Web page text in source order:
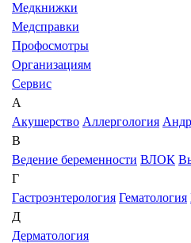
Медкнижки
Медсправки
Профосмотры
Организациям
Сервис
А
Акушерство Аллергология
В
Ведение беременности ВЛОК
Г
Гастроэнтерология Гематология
Д
Дерматология